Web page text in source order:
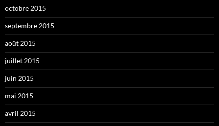
octobre 2015
septembre 2015
août 2015
juillet 2015
juin 2015
mai 2015
avril 2015